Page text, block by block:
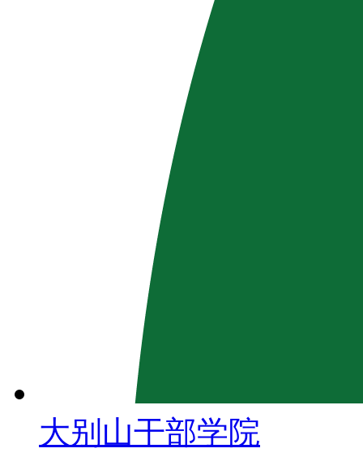
大别山干部学院